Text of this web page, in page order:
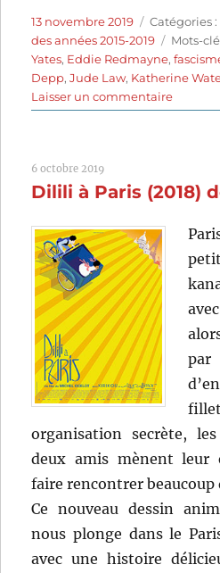
Publié
le
13 novembre 2019 Catégories
Catégories :
des années 2015-2019
Mots-
Yates, Eddie Redmayne,
Depp,Jude Law, Katherine
Laisser un commentairesur
Les
crimes
David
6 octobre 2019
Dilili à Paris (2018)
organisation secrète,
deux amis mènent leur
faire rencontrer beaucoup
Ce nouveau dessin
nous plonge dans le
avec une histoire